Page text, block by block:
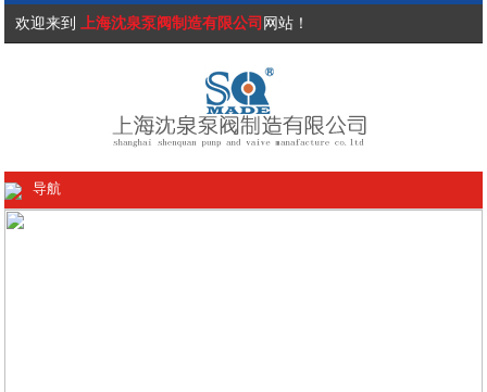
欢迎来到 上海沈泉泵阀制造有限公司 网站！
导航